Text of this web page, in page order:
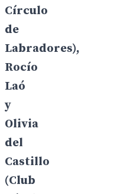
Círculo
de
Labradores),
Rocío
Laó
y
Olivia
del
Castillo
(Club